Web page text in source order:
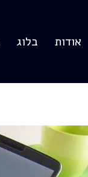
אודות בלוג